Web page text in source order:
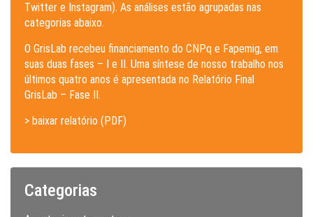
Twitter e Instagram). As análises estão agrupadas nas
categorias abaixo.
O GrisLab recebeu financiamento do CNPq e Fapemig, em
suas duas fases – I e II. Uma síntese de nosso trabalho nos
últimos quatro anos é apresentada no Relatório Final
GrisLab – Fase II.
> baixar relatório (PDF)
Categorias